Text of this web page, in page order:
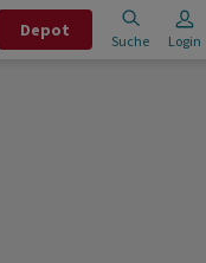
Depot
Suche Login